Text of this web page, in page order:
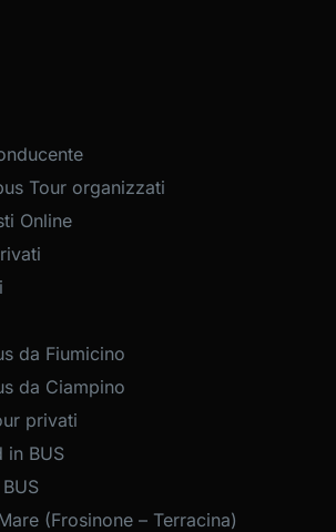
Tour organizzati
Online
da Fiumicino
da Ciampino
privati
in BUS
(Frosinone – Terracina)